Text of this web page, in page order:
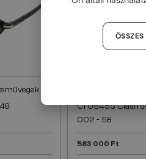
CT0545S Clash
002 - 58
583 000 Ft